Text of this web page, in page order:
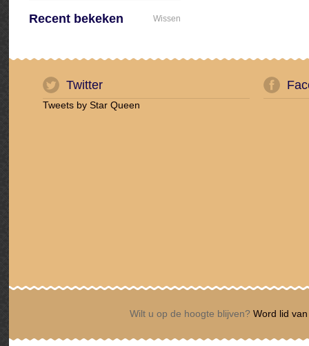
Recent bekeken Wissen
Twitter
Tweets by Star Queen
Wilt u op de hoogte blijven? Word lid